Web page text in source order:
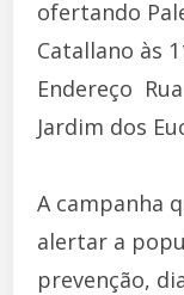
ofertando
Catallano às
Endereço 
Jardim dos
A campanha
alertar a
prevenção,